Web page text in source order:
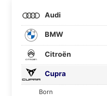
Audi
BMW
Citroën
Cupra
Born